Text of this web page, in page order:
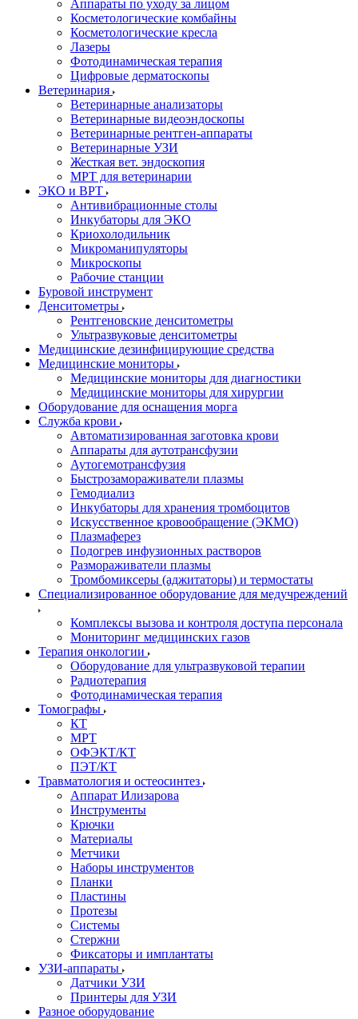
Аппараты по уходу за лицом
Косметологические комбайны
Косметологические кресла
Лазеры
Фотодинамическая терапия
Цифровые дерматоскопы
Ветеринария
Ветеринарные анализаторы
Ветеринарные видеоэндоскопы
Ветеринарные рентген-аппараты
Ветеринарные УЗИ
Жесткая вет. эндоскопия
МРТ для ветеринарии
ЭКО и ВРТ
Антивибрационные столы
Инкубаторы для ЭКО
Криохолодильник
Микроманипуляторы
Микроскопы
Рабочие станции
Буровой инструмент
Денситометры
Рентгеновские денситометры
Ультразвуковые денситометры
Медицинские дезинфицирующие средства
Медицинские мониторы
Медицинские мониторы для диагностики
Медицинские мониторы для хирургии
Оборудование для оснащения морга
Служба крови
Автоматизированная заготовка крови
Аппараты для аутотрансфузии
Аутогемотрансфузия
Быстрозамораживатели плазмы
Гемодиализ
Инкубаторы для хранения тромбоцитов
Искусственное кровообращение (ЭКМО)
Плазмаферез
Подогрев инфузионных растворов
Размораживатели плазмы
Тромбомиксеры (аджитаторы) и термостаты
Специализированное оборудование для медучреждений
Комплексы вызова и контроля доступа персонала
Мониторинг медицинских газов
Терапия онкологии
Оборудование для ультразвуковой терапии
Радиотерапия
Фотодинамическая терапия
Томографы
КТ
МРТ
ОФЭКТ/КТ
ПЭТ/КТ
Травматология и остеосинтез
Аппарат Илизарова
Инструменты
Крючки
Материалы
Метчики
Наборы инструментов
Планки
Пластины
Протезы
Системы
Стержни
Фиксаторы и имплантаты
УЗИ-аппараты
Датчики УЗИ
Принтеры для УЗИ
Разное оборудование